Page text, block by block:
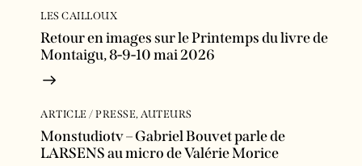
LES CAILLOUX
Retour en images sur le Printemps du livre de
Montaigu, 8-9-10 mai 2026
ARTICLE / PRESSE, AUTEURS
Monstudiotv – Gabriel Bouvet parle de
LARSENS au micro de Valérie Morice